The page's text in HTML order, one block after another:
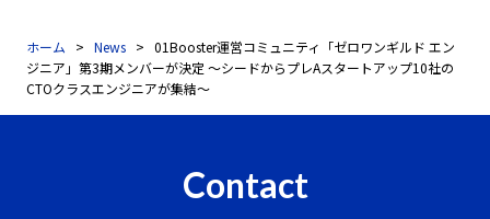
ホーム News
01Booster運営コミュニティ「ゼロワンギルド エン
ジニア」第3期メンバーが決定 ～シードからプレAスタートアップ10社の
CTOクラスエンジニアが集結～
Contact